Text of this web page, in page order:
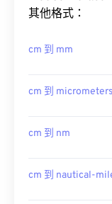
其他格式：
cm 到 mm
cm 到 micrometers
cm 到 nm
cm 到 nautical-